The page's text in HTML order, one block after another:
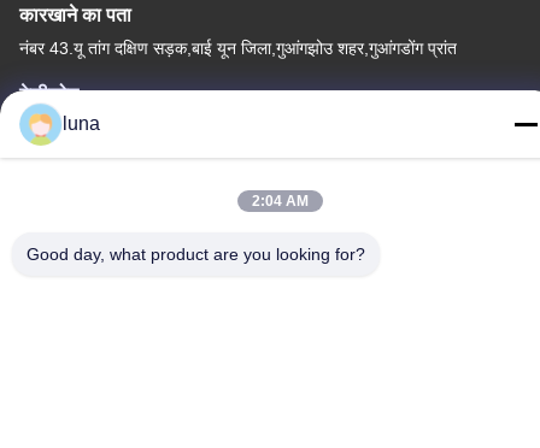
कारखाने का पता
नंबर 43.यू तांग दक्षिण सड़क,बाई यून जिला,गुआंगझोउ शहर,गुआंगडोंग प्रांत
टेलीफोन
86-18902309680
luna
2:04 AM
Good day, what product are you looking for?